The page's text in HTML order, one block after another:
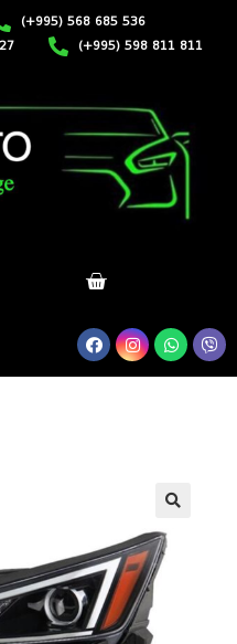
(+995) 568 685 536
(+995) 598 811 811
🔍